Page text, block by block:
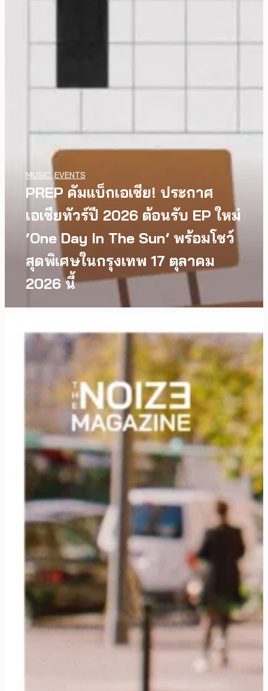
PREP คัมแบ็กเอเชีย! ประกาศ
เอเชียทัวร์ปี 2026 ต้อนรับ EP ใหม่
‘One Day In The Sun’ พร้อมโชว์
สุดพิเศษในกรุงเทพ 17 ตุลาคม
2026 นี้
MUSIC ,EVENTS